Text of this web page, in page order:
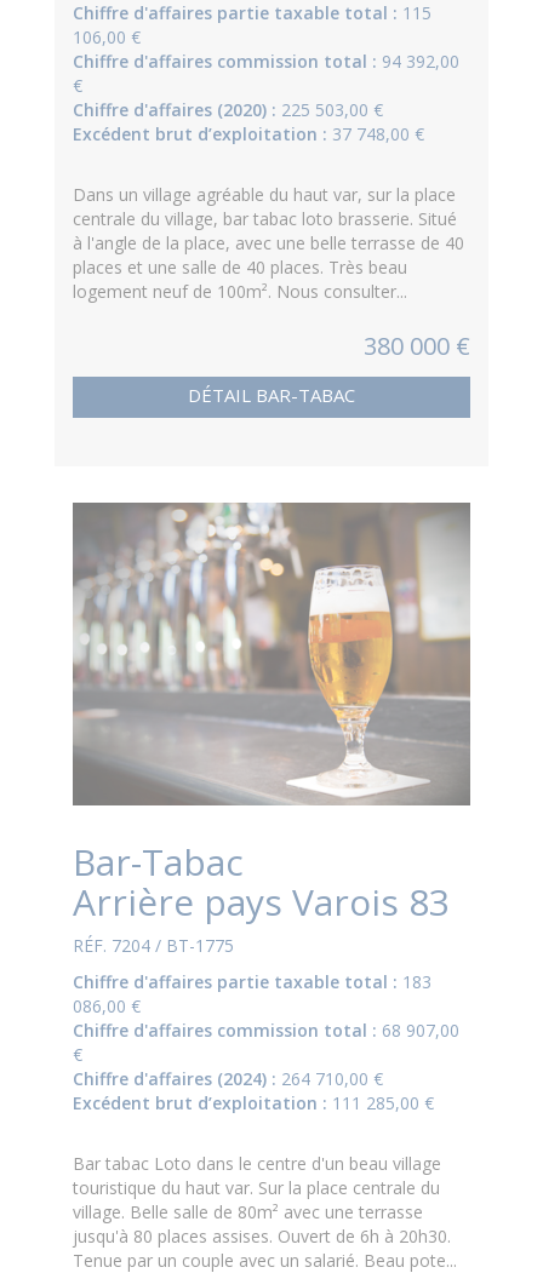
Chiffre d'affaires partie taxable total : 115
106,00 €
Chiffre d'affaires commission total : 94 392,00
€
Chiffre d'affaires (2020) : 225 503,00 €
Excédent brut d’exploitation : 37 748,00 €
Dans un village agréable du haut var, sur la place
centrale du village, bar tabac loto brasserie. Situé
à l'angle de la place, avec une belle terrasse de 40
places et une salle de 40 places. Très beau
logement neuf de 100m². Nous consulter...
380 000 €
DÉTAIL BAR-TABAC
Bar-Tabac
Arrière pays Varois 83
RÉF. 7204 / BT-1775
Chiffre d'affaires partie taxable total : 183
086,00 €
Chiffre d'affaires commission total : 68 907,00
€
Chiffre d'affaires (2024) : 264 710,00 €
Excédent brut d’exploitation : 111 285,00 €
Bar tabac Loto dans le centre d'un beau village
touristique du haut var. Sur la place centrale du
village. Belle salle de 80m² avec une terrasse
jusqu'à 80 places assises. Ouvert de 6h à 20h30.
Tenue par un couple avec un salarié. Beau pote...